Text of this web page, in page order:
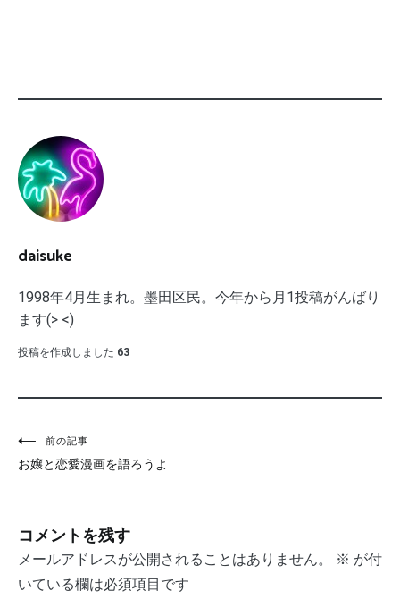
daisuke
1998年4月生まれ。墨田区民。今年から月1投稿がんばり
ます(> <)
投稿を作成しました 63
投
稿
ビ
ゲ
前の記事
お嬢と恋愛漫画を語ろうよ
コメントを残す
メールアドレスが公開されることはありません。 ※ が付
いている欄は必須項目です